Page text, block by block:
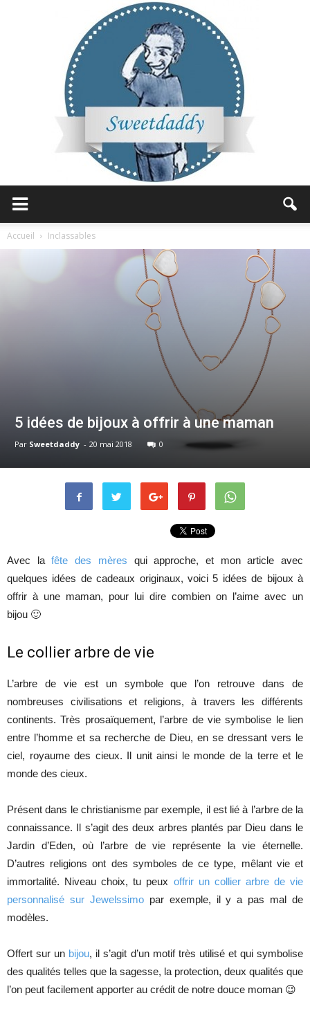
Accueil Inclassables
5 idées de bijoux à offrir à une maman
Par Sweetdaddy - 20 mai 2018 0
Avec lafête des mères qui approche, et mon article avec
quelques idées de cadeaux originaux, voici 5 idées de bijoux à
offrir à une maman, pour lui dire combien on l’aime avec un
bijou 🙂
Le collier arbre de vie
L’arbre de vie est un symbole que l’on retrouve dans de
nombreuses civilisations et religions, à travers les différents
continents. Très prosaïquement, l’arbre de vie symbolise le lien
entre l’homme et sa recherche de Dieu, en se dressant vers le
ciel, royaume des cieux. Il unit ainsi le monde de la terre et le
monde des cieux.
Présent dans le christianisme par exemple, il est lié à l’arbre de la
connaissance. Il s’agit des deux arbres plantés par Dieu dans le
Jardin d’Eden, où l’arbre de vie représente la vie éternelle.
D’autres religions ont des symboles de ce type, mêlant vie et
immortalité. Niveau choix, tu peux offrir un collier arbre de vie
personnalisé sur Jewelssimopar exemple, il y a pas mal de
modèles.
Offert sur un bijou, il s’agit d’un motif très utilisé et qui symbolise
des qualités telles que la sagesse, la protection, deux qualités que
l’on peut facilement apporter au crédit de notre douce moman 😉